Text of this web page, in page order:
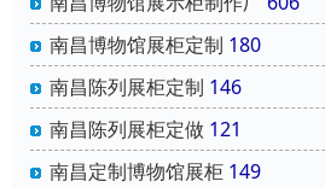
南昌博物馆展柜定制 180
南昌陈列展柜定制 146
南昌陈列展柜定做 121
南昌定制博物馆展柜 149